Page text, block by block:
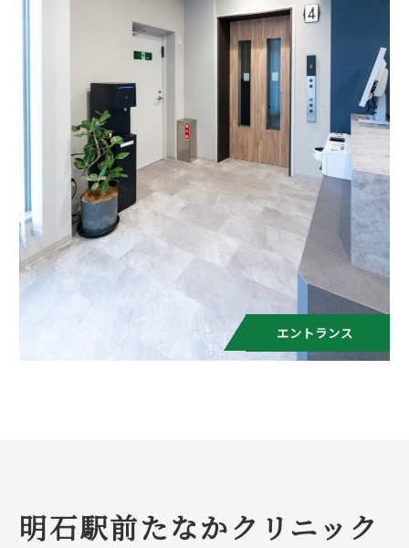
エントランス
明石駅前たなかクリニック